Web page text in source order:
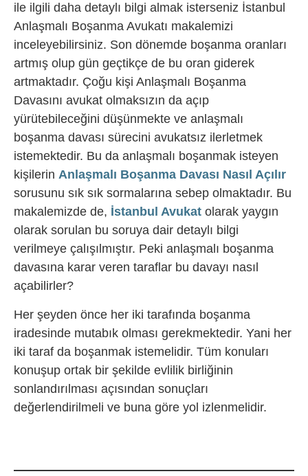
ile ilgili daha detaylı bilgi almak isterseniz İstanbul
Anlaşmalı Boşanma Avukatı makalemizi
inceleyebilirsiniz. Son dönemde boşanma oranları
artmış olup gün geçtikçe de bu oran giderek
artmaktadır. Çoğu kişi Anlaşmalı Boşanma
Davasını avukat olmaksızın da açıp
yürütebileceğini düşünmekte ve anlaşmalı
boşanma davası sürecini avukatsız ilerletmek
istemektedir. Bu da anlaşmalı boşanmak isteyen
kişilerin Anlaşmalı Boşanma Davası Nasıl Açılır
sorusunu sık sık sormalarına sebep olmaktadır. Bu
makalemizde de, İstanbul Avukat olarak yaygın
olarak sorulan bu soruya dair detaylı bilgi
verilmeye çalışılmıştır. Peki anlaşmalı boşanma
davasına karar veren taraflar bu davayı nasıl
açabilirler?
Her şeyden önce her iki tarafında boşanma
iradesinde mutabık olması gerekmektedir. Yani her
iki taraf da boşanmak istemelidir. Tüm konuları
konuşup ortak bir şekilde evlilik birliğinin
sonlandırılması açısından sonuçları
değerlendirilmeli ve buna göre yol izlenmelidir.